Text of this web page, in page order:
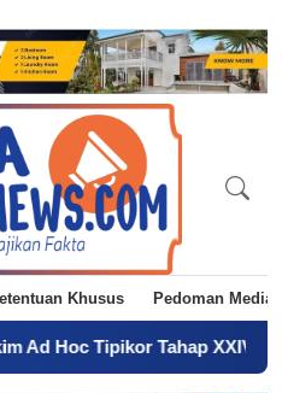
Khusus Pedoman Media
Tahap XXIV Tahun 2026